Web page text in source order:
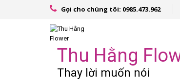
Gọi cho chúng tôi: 0985.473.962
Thu Hằng
Thay lời muốn nói